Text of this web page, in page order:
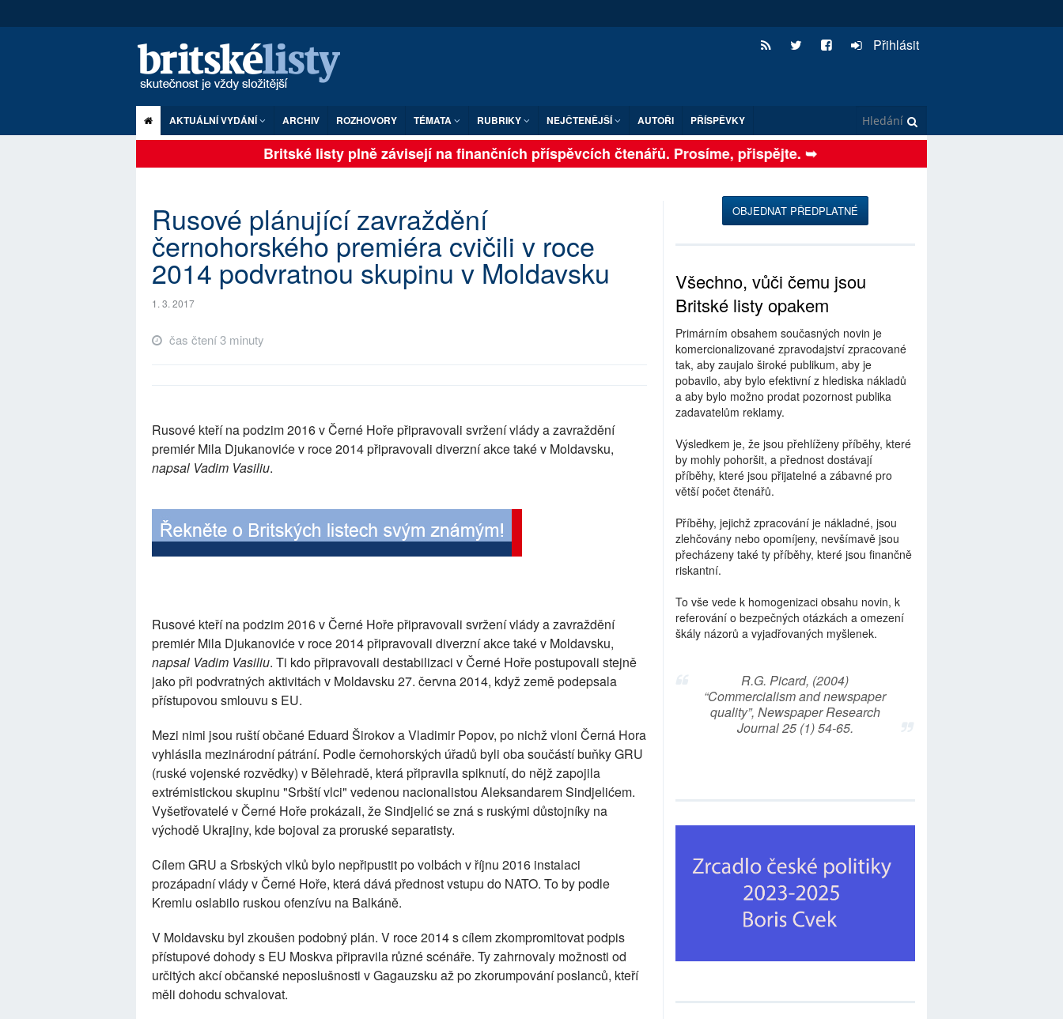
Přihlásit
AKTUÁLNÍ VYDÁNÍ ARCHIV ROZHOVORY TÉMATA RUBRIKY NEJČTENĚJŠÍ AUTOŘI PŘÍSPĚVKY
Britské listy plně závisejí na finančních příspěvcích čtenářů. Prosíme, přispějte. ➥
Rusové plánující zavraždění
černohorského premiéra cvičili v roce
2014 podvratnou skupinu v Moldavsku
1. 3. 2017
čas čtení 3 minuty
Rusové kteří na podzim 2016 v Černé Hoře připravovali svržení vlády a zavraždění
premiér Mila Djukanoviće v roce 2014 připravovali diverzní akce také v Moldavsku,
napsal Vadim Vasiliu.
Rusové kteří na podzim 2016 v Černé Hoře připravovali svržení vlády a zavraždění
premiér Mila Djukanoviće v roce 2014 připravovali diverzní akce také v Moldavsku,
napsal Vadim Vasiliu. Ti kdo připravovali destabilizaci v Černé Hoře postupovali stejně
jako při podvratných aktivitách v Moldavsku 27. června 2014, když země podepsala
přístupovou smlouvu s EU.
Mezi nimi jsou ruští občané Eduard Širokov a Vladimir Popov, po nichž vloni Černá Hora
vyhlásila mezinárodní pátrání. Podle černohorských úřadů byli oba součástí buňky GRU
(ruské vojenské rozvědky) v Bělehradě, která připravila spiknutí, do nějž zapojila
extrémistickou skupinu "Srbští vlci" vedenou nacionalistou Aleksandarem Sindjelićem.
Vyšetřovatelé v Černé Hoře prokázali, že Sindjelić se zná s ruskými důstojníky na
východě Ukrajiny, kde bojoval za proruské separatisty.
Cílem GRU a Srbských vlků bylo nepřipustit po volbách v říjnu 2016 instalaci
prozápadní vlády v Černé Hoře, která dává přednost vstupu do NATO. To by podle
Kremlu oslabilo ruskou ofenzívu na Balkáně.
V Moldavsku byl zkoušen podobný plán. V roce 2014 s cílem zkompromitovat podpis
přístupové dohody s EU Moskva připravila různé scénáře. Ty zahrnovaly možnosti od
určitých akcí občanské neposlušnosti v Gagauzsku až po zkorumpování poslanců, kteří
měli dohodu schvalovat.
OBJEDNAT PŘEDPLATNÉ
Všechno, vůči čemu jsou
Britské listy opakem
Primárním obsahem současných novin je
komercionalizované zpravodajství zpracované
tak, aby zaujalo široké publikum, aby je
pobavilo, aby bylo efektivní z hlediska nákladů
a aby bylo možno prodat pozornost publika
zadavatelům reklamy.
Výsledkem je, že jsou přehlíženy příběhy, které
by mohly pohoršit, a přednost dostávají
příběhy, které jsou přijatelné a zábavné pro
větší počet čtenářů.
Příběhy, jejichž zpracování je nákladné, jsou
zlehčovány nebo opomíjeny, nevšímavě jsou
přecházeny také ty příběhy, které jsou finančně
riskantní.
To vše vede k homogenizaci obsahu novin, k
referování o bezpečných otázkách a omezení
škály názorů a vyjadřovaných myšlenek.
R.G. Picard, (2004)
“Commercialism and newspaper
quality”, Newspaper Research
Journal 25 (1) 54-65.